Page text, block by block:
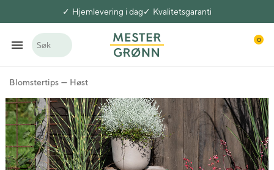
Hjemlevering i dag Kvalitetsgaranti
Søk
0
Blomstertips Høst